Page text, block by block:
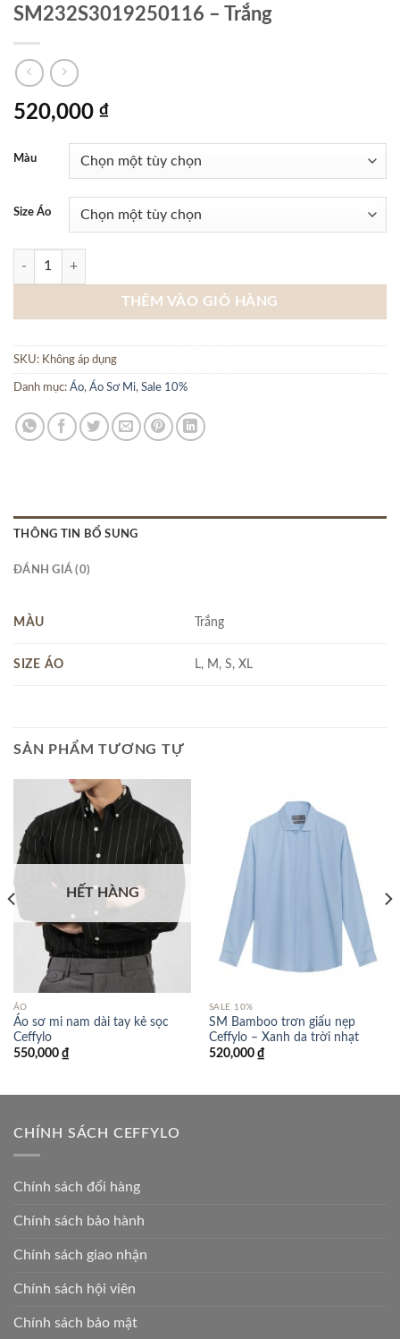
SM232S3019250116 – Trắng
520,000 ₫
Màu
Size Áo
SM BAMBOO VÂN SỌC CEFFYLO SM232S3019250116 - Trắng số
THÊM VÀO GIỎ HÀNG
SKU: Không áp dụng
Danh mục: Áo, Áo Sơ Mi, Sale 10%
THÔNG TIN BỔ SUNG
ĐÁNH GIÁ (0)
MÀU Trắng
SIZE ÁO L, M, S, XL
SẢN PHẨM TƯƠNG TỰ
HẾT HÀNG
ÁO
Áo sơ mi nam dài tay kẻ sọc
Ceffylo
550,000 ₫
SALE 10%
SM Bamboo trơn giấu nẹp
Ceffylo – Xanh da trời nhạt
520,000 ₫
CHÍNH SÁCH CEFFYLO
Chính sách đổi hàng
Chính sách bảo hành
Chính sách giao nhận
Chính sách hội viên
Chính sách bảo mật